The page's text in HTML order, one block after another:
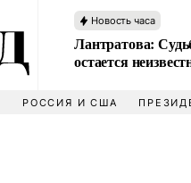
Новость часа
Лантратова:
остается
РОССИЯ И США